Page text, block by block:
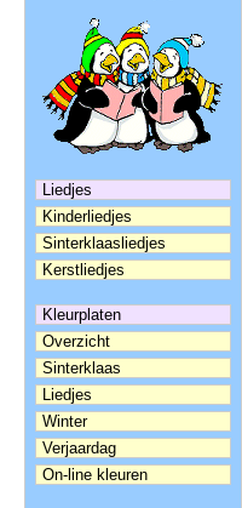
Liedjes
Kinderliedjes
Sinterklaasliedjes
Kerstliedjes
Kleurplaten
Overzicht
Sinterklaas
Liedjes
Winter
Verjaardag
On-line kleuren